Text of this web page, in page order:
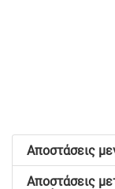
Αποστάσεις
Αποστάσεις